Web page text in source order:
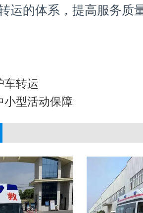
运的体系，提高服务质
车转运
小型活动保障